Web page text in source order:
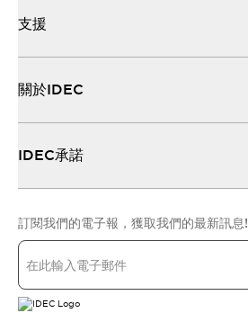
支援
關於IDEC
IDEC承諾
訂閱我們的電子報，獲取我們的最新訊息!